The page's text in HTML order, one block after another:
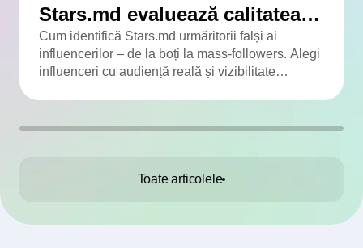
Stars.md evaluează calitatea
audienței
Cum identifică Stars.md urmăritorii falși ai
influencerilor – de la boți la mass-followers. Alegi
influenceri cu audiență reală și vizibilitate
Toate articolele